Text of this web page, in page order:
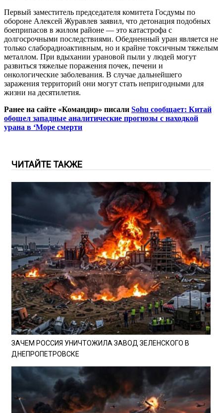
Первый заместитель председателя комитета Госдумы по
обороне Алексей Журавлев заявил, что детонация подобных
боеприпасов в жилом районе — это катастрофа с
долгосрочными последствиями. Обедненный уран является не
только слаборадиоактивным, но и крайне токсичным тяжелым
металлом. При вдыхании урановой пыли у людей могут
развиться тяжелые поражения почек, печени и
онкологические заболевания. В случае дальнейшего
заражения территорий они могут стать непригодными для
жизни на десятилетия.
Ранее на сайте «Командир» писали Sohu сообщает: Китай
обошел западные аналитические прогнозы с находкой
урана в ‘Море смерти
ЧИТАЙТЕ ТАКЖЕ
ЗАЧЕМ РОССИЯ УНИЧТОЖИЛА ЗАВОД ЗЕЛЕНСКОГО В
ДНЕПРОПЕТРОВСКЕ